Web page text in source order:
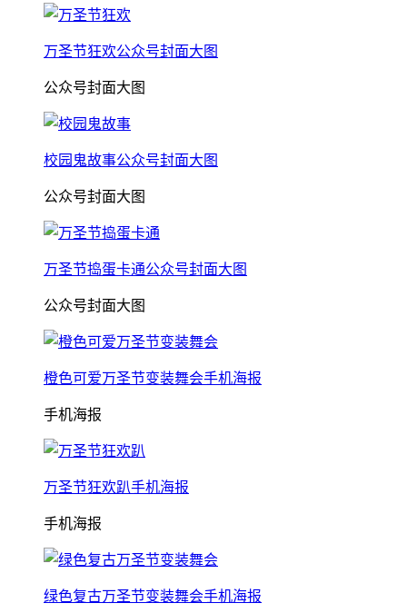
万圣节狂欢公众号封面大图
公众号封面大图
校园鬼故事公众号封面大图
公众号封面大图
万圣节捣蛋卡通公众号封面大图
公众号封面大图
橙色可爱万圣节变装舞会手机海报
手机海报
万圣节狂欢趴手机海报
手机海报
绿色复古万圣节变装舞会手机海报